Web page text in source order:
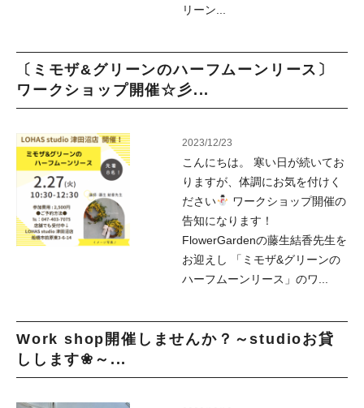
リーン...
〔ミモザ&グリーンのハーフムーンリース〕
ワークショップ開催☆彡...
2023/12/23
こんにちは。 寒い日が続いてお
りますが、体調にお気を付けく
ださい
ワークショップ開催の
告知になります！
FlowerGardenの藤生結香先生を
お迎えし 「ミモザ&グリーンの
ハーフムーンリース」のワ...
Work shop開催しませんか？～studioお貸
しします❀～...